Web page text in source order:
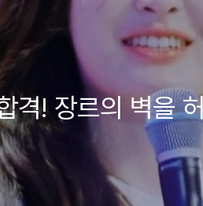
격! 장르의 벽을